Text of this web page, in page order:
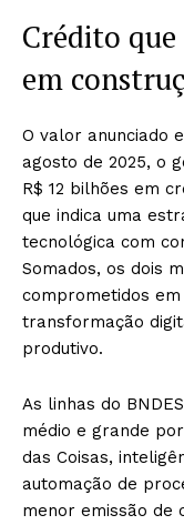
Crédito
em
O valor anunciado
agosto de 2025, o
R$ 12 bilhões em
que indica uma
tecnológica com
Somados, os dois
comprometidos
transformação
produtivo.
As linhas do
médio e grande
das Coisas,
automação de
menor emissão de